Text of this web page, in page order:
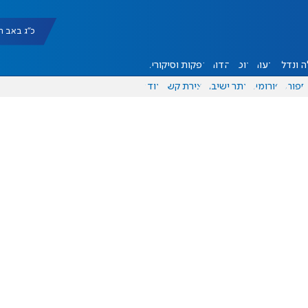
כ"ג באב תשפ"ו
ונדל"ן דעות אוכל יהדות הפקות וסיקורים
ספורט פורומים אתר ישיבה יצירת קשר עוד